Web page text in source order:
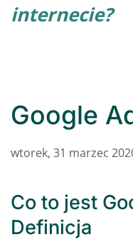
internecie?
Google
wtorek, 31 marzec
Co to jest
Definicja